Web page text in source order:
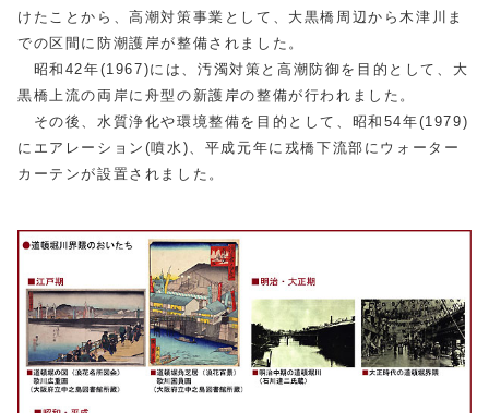
けたことから、高潮対策事業として、大黒橋周辺から木津川ま
での区間に防潮護岸が整備されました。
昭和42年(1967)には、汚濁対策と高潮防御を目的として、大
黒橋上流の両岸に舟型の新護岸の整備が行われました。
その後、水質浄化や環境整備を目的として、昭和54年(1979)
にエアレーション(噴水)、平成元年に戎橋下流部にウォーター
カーテンが設置されました。